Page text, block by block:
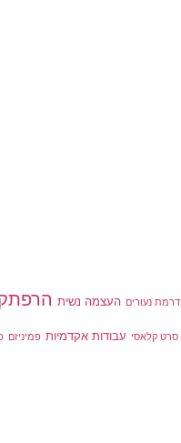
דרמת נעורים העצמה נשית
סרט קלאסי עבודות אקדמיות פמיניזם